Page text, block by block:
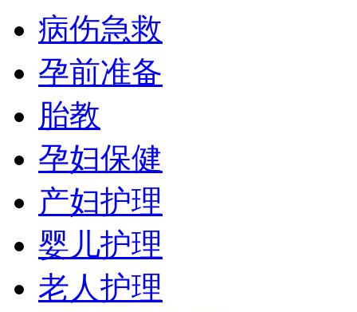
病伤急救
孕前准备
胎教
孕妇保健
产妇护理
婴儿护理
老人护理